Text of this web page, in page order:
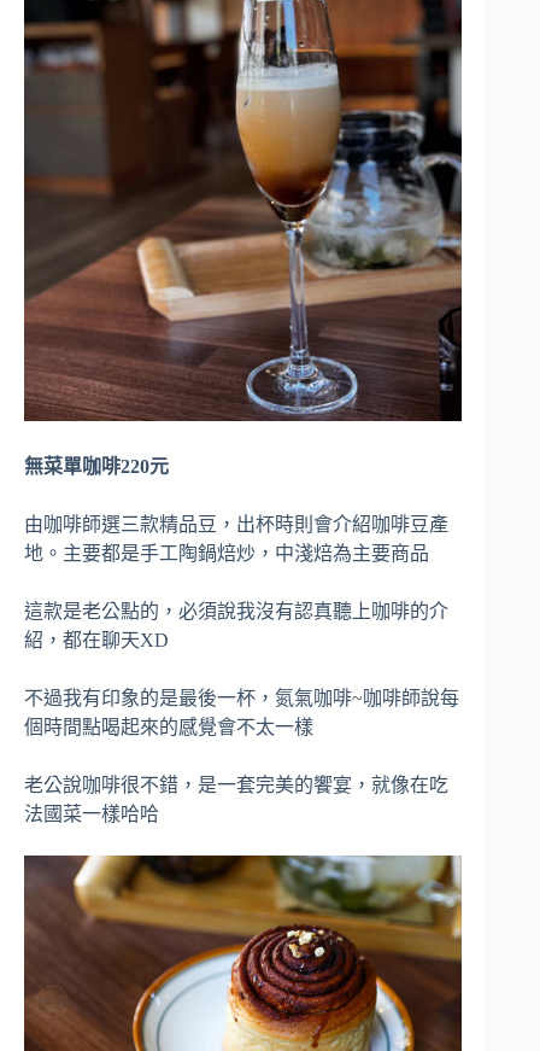
無菜單咖啡220元
由咖啡師選三款精品豆，出杯時則會介紹咖啡豆產
地。主要都是手工陶鍋焙炒，中淺焙為主要商品
這款是老公點的，必須說我沒有認真聽上咖啡的介
紹，都在聊天XD
不過我有印象的是最後一杯，氮氣咖啡~咖啡師說每
個時間點喝起來的感覺會不太一樣
老公說咖啡很不錯，是一套完美的饗宴，就像在吃
法國菜一樣哈哈